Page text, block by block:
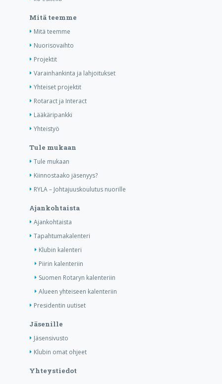
Mitä teemme
Mitä teemme
Nuorisovaihto
Projektit
Varainhankinta ja lahjoitukset
Yhteiset projektit
Rotaract ja Interact
Lääkäripankki
Yhteistyö
Tule mukaan
Tule mukaan
Kiinnostaako jäsenyys?
RYLA – Johtajuuskoulutus nuorille
Ajankohtaista
Ajankohtaista
Tapahtumakalenteri
Klubin kalenteri
Piirin kalenteriin
Suomen Rotaryn kalenteriin
Alueen yhteiseen kalenteriin
Presidentin uutiset
Jäsenille
Jäsensivusto
Klubin omat ohjeet
Yhteystiedot